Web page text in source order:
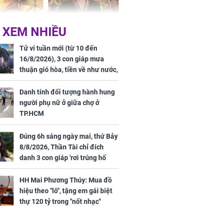
nay,
2026: Tăng
triệu
'Bách Hoa Sát' vừa kết
thúc, Mạnh Tử Nghĩa
đã vướng tranh luận
cuối
lịch, 3 con
phát Tài
trăm bề,
Phượng
trọn cơ
NHIỀU
Tử vi tuần mới (từ 10 đến
16/8/2026), 3 con giáp mưa
thuận gió hòa, tiền về như nước,
bạc vàng dư dả, Phú Quý Vinh
Hoa, vận trình khai sáng
Danh tính đối tượng hành hung
người phụ nữ ở giữa chợ ở
TP.HCM
Đúng 6h sáng ngày mai, thứ Bảy
8/8/2026, Thần Tài chỉ đích
danh 3 con giáp 'rơi trúng hố
vàng', tiền bạc ùa về nhà 'như lũ
cuốn', vươn mình thành đại gia
trong phút chốc
HH Mai Phương Thúy: Mua đồ
hiệu theo "lô", tặng em gái biệt
thự 120 tỷ trong "nốt nhạc"